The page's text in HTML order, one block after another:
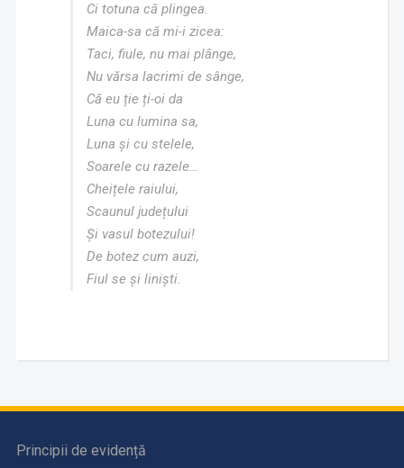
Ci totuna că plingea.
Maica-sa că mi-i zicea:
Taci, fiule, nu mai plânge,
Nu vărsa lacrimi de sânge,
Că eu ție ți-oi da
Luna cu lumina sa,
Luna și cu stelele,
Soarele cu razele…
Cheițele raiului,
Scaunul județului
Și vasul botezului!
De botez cum auzi,
Fiul se și liniști.
Principii de evidență